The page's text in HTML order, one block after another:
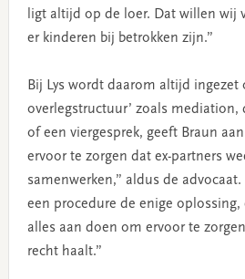
ligt altijd op de loer. Dat willen wij
er kinderen bij betrokken zijn.”
Bij Lys wordt daarom altijd ingezet
overlegstructuur’ zoals mediation,
of een viergesprek, geeft Braun
ervoor te zorgen dat ex-partners
samenwerken,” aldus de
een procedure de enige
alles aan doen om ervoor te
recht haalt.”